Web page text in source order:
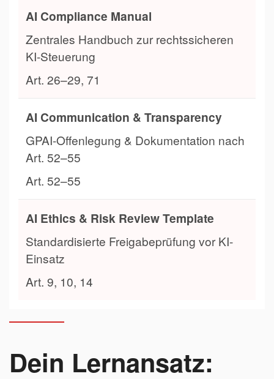
AI Compliance Manual
Zentrales Handbuch zur rechtssicheren
KI-Steuerung
Art. 26–29, 71
AI Communication & Transparency
GPAI-Offenlegung & Dokumentation nach
Art. 52–55
Art. 52–55
AI Ethics & Risk Review Template
Standardisierte Freigabeprüfung vor KI-
Einsatz
Art. 9, 10, 14
Dein Lernansatz: